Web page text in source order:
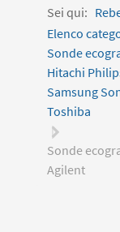
Sei qui:
Elenco
Sonde
Hitachi
Samsung
Toshiba
|
Sonde
Agilent